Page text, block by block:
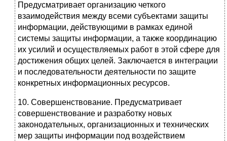
Предусматривает организацию четкого
взаимодействия между всеми субъектами защиты
информации, действующими в рамках единой
системы защиты информации, а также координацию
их усилий и осуществляемых работ в этой сфере для
достижения общих целей. Заключается в интеграции
и последовательности деятельности по защите
конкретных информационных ресурсов.
10. Совершенствование. Предусматривает
совершенствование и разработку новых
законодательных, организационных и технических
мер защиты информации под воздействием